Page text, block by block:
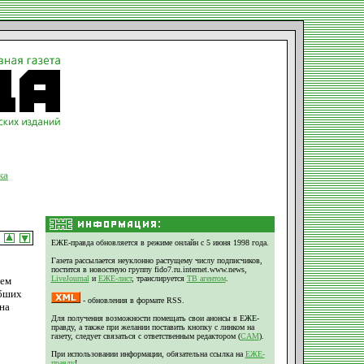
ЕЖЕ-правда обновляется в режиме онлайн с 5 июня 1998 года.
Газета рассылается неуклонно растущему числу подписчиков,
постится в новостную группу fido7.ru.internet.www.news,
LiveJournal и ЕЖЕ-лист, транслируется ТВ агентом.
- обновления в формате RSS.
Для получения возможности помещать свои анонсы в ЕЖЕ-
правду, а также при желании поставить кнопку с линком на
газету, следует связаться с ответственным редактором (CAM).
При использовании информации, обязательна ссылка на ЕЖЕ-